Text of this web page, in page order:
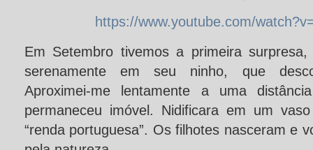
https://www.youtube.com/
Em Setembro tivemos a primeira
serenamente em seu ninho, que
Aproximei-me lentamente a uma
permaneceu imóvel. Nidificara em um
“renda portuguesa”. Os filhotes nasceram e